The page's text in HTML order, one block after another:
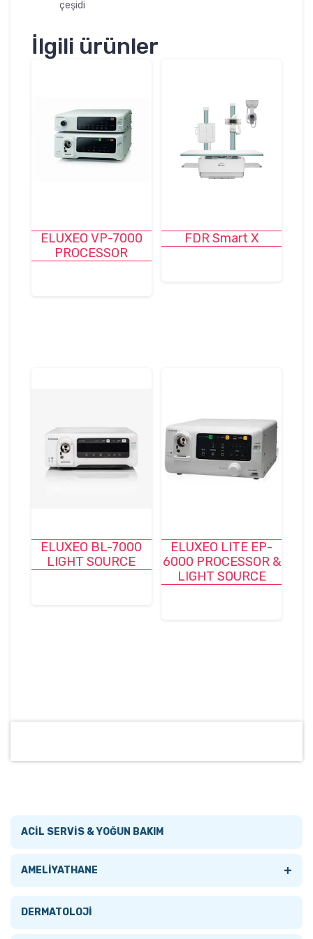
çeşidi
İlgili ürünler
ELUXEO VP-7000
PROCESSOR
FDR Smart X
ELUXEO BL-7000
LIGHT SOURCE
ELUXEO LITE EP-
6000 PROCESSOR &
LIGHT SOURCE
ACİL SERVİS & YOĞUN BAKIM
AMELİYATHANE +
Tümünü Gör
DERMATOLOJİ